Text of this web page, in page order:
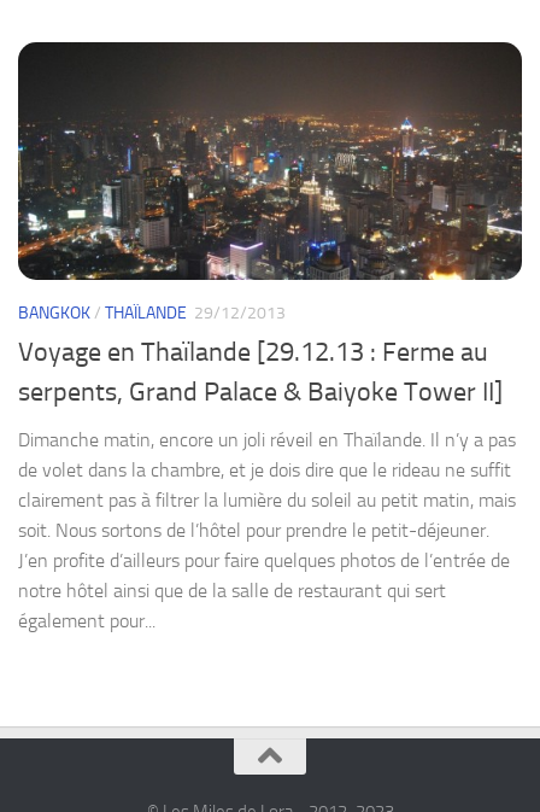
BANGKOK/ THAÏLANDE 29/12/2013
Voyage en Thaïlande [29.12.13 : Ferme au
serpents, Grand Palace & Baiyoke Tower II]
Dimanche matin, encore un joli réveil en Thaïlande. Il n’y a pas
de volet dans la chambre, et je dois dire que le rideau ne suffit
clairement pas à filtrer la lumière du soleil au petit matin, mais
soit. Nous sortons de l’hôtel pour prendre le petit-déjeuner.
J’en profite d’ailleurs pour faire quelques photos de l’entrée de
notre hôtel ainsi que de la salle de restaurant qui sert
également pour...